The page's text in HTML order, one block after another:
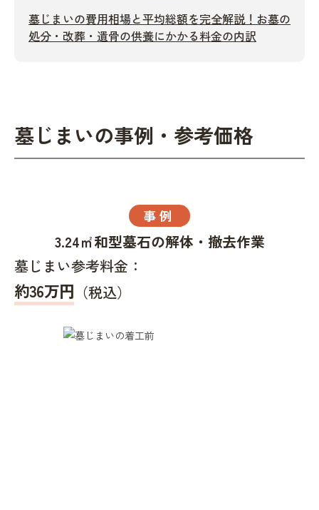
墓じまいの費用相場と平均総額を完全解説！お墓の
処分・改葬・遺骨の供養にかかる料金の内訳
墓じまいの事例・参考価格
事例
3.24㎡和型墓石の解体・撤去作業
墓じまい参考料金：
約36万円 （税込）